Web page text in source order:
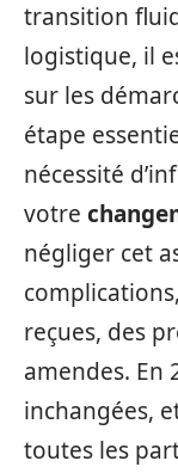
transition
logistique, il
sur les
étape
nécessité
votre
négliger cet
reçues, des
amendes. En
inchangées,
toutes les